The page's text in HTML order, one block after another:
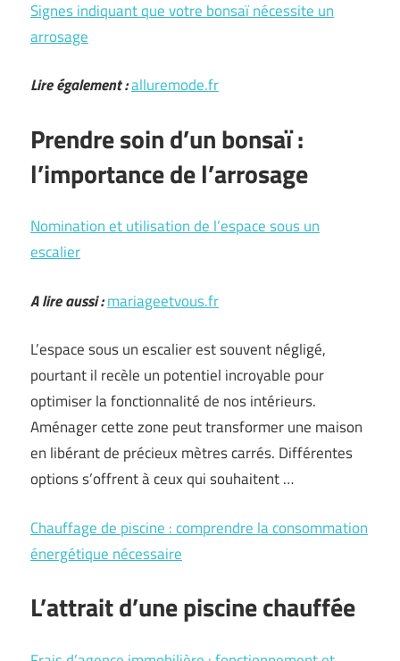
Signes indiquant que votre bonsaï nécessite un
arrosage
Lire également :alluremode.fr
Prendre soin d’un bonsaï :
l’importance de l’arrosage
Nomination et utilisation de l’espace sous un
escalier
A lire aussi :mariageetvous.fr
L’espace sous un escalier est souvent négligé,
pourtant il recèle un potentiel incroyable pour
optimiser la fonctionnalité de nos intérieurs.
Aménager cette zone peut transformer une maison
en libérant de précieux mètres carrés. Différentes
options s’offrent à ceux qui souhaitent …
Chauffage de piscine : comprendre la consommation
énergétique nécessaire
L’attrait d’une piscine chauffée